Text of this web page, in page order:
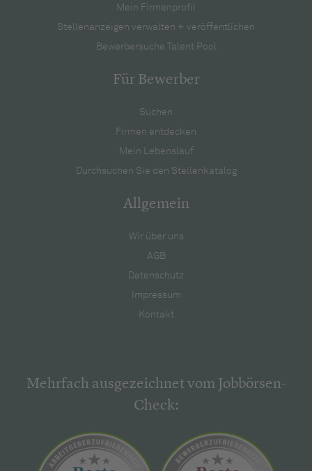
Mein Firmenprofil
Stellenanzeigen verwalten + veröffentlichen
Bewerbersuche Talent Pool
Für Bewerber
Suchen
Firmen entdecken
Mein Lebenslauf
Durchsuchen Sie den Stellenkatalog
Allgemein
Wir über uns
AGB
Datenschutz
Impressum
Kontakt
Mehrfach ausgezeichnet vom Jobbörsen-
Check: